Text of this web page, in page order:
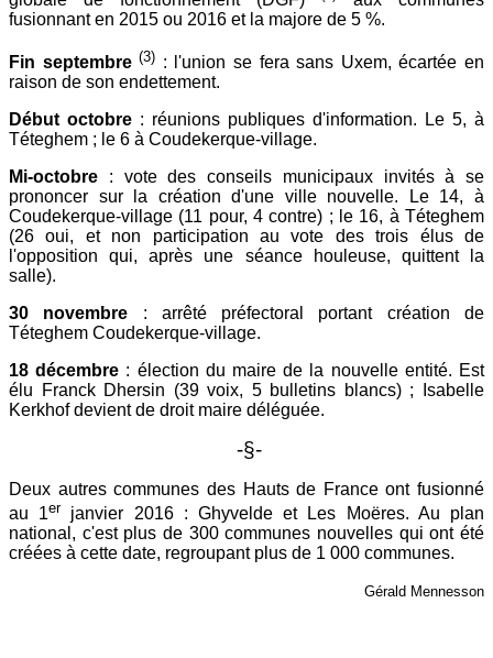
fusionnant en 2015 ou 2016 et la majore de 5 %.
Fin septembre(3) : l'union se fera sans Uxem, écartée en
raison de son endettement.
Début octobre : réunions publiques d'information. Le 5, à
Téteghem ; le 6 à Coudekerque-village.
Mi-octobre : vote des conseils municipaux invités à se
prononcer sur la création d'une ville nouvelle. Le 14, à
Coudekerque-village (11 pour, 4 contre) ; le 16, à Téteghem
(26 oui, et non participation au vote des trois élus de
l'opposition qui, après une séance houleuse, quittent la
salle).
30 novembre : arrêté préfectoral portant création de
Téteghem Coudekerque-village.
18 décembre : élection du maire de la nouvelle entité. Est
é lu Franck Dhersin (39 voix, 5 bulletins blancs) ; Isabelle
Kerkhof devient de droit maire déléguée.
-§-
Deux autres communes des Hauts de France ont fusionné
au 1er janvier 2016 : Ghyvelde et Les Moëres. Au plan
national, c'est plus de 300 communes nouvelles qui ont été
créées à cette date, regroupant plus de 1 000 communes.
Gérald Mennesson